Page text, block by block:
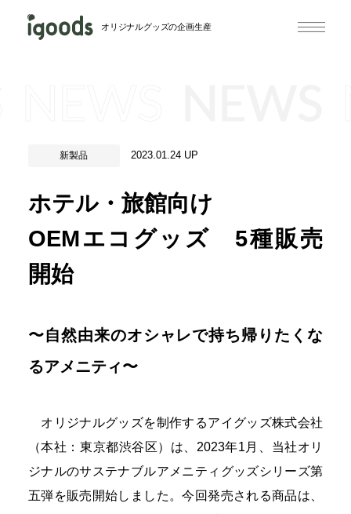
オリジナルグッズの企画生産
新製品 2023.01.24 UP
ホテル・旅館向け
OEMエコグッズ 5種販売
開始
〜自然由来のオシャレで持ち帰りたくな
るアメニティ〜
オリジナルグッズを制作するアイグッズ株式会社
（本社：東京都渋谷区）は、2023年1月、当社オリ
ジナルのサステナブルアメニティグッズシリーズ第
五弾を販売開始しました。今回発売される商品は、